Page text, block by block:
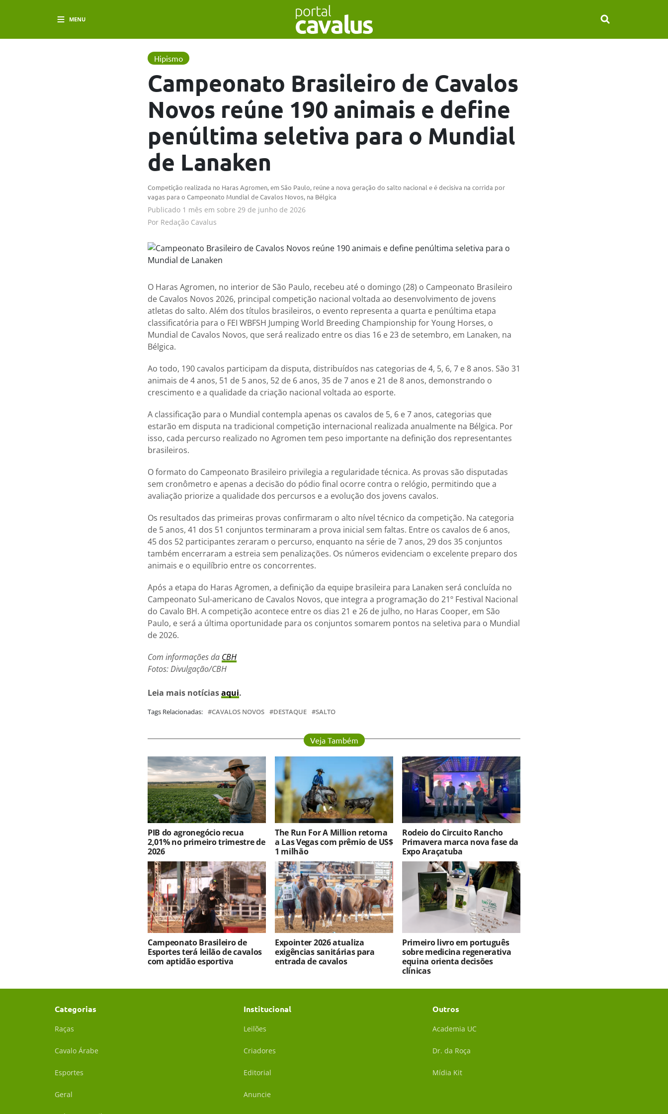
MENU
Hipismo
Campeonato Brasileiro de Cavalos
Novos reúne 190 animais e define
penúltima seletiva para o Mundial
de Lanaken
Competição realizada no Haras Agromen, em São Paulo, reúne a nova geração do salto nacional e é decisiva na corrida por
vagas para o Campeonato Mundial de Cavalos Novos, na Bélgica
Publicado 1 mês em sobre 29 de junho de 2026
Por Redação Cavalus
O Haras Agromen, no interior de São Paulo, recebeu até o domingo (28) o Campeonato Brasileiro
de Cavalos Novos 2026, principal competição nacional voltada ao desenvolvimento de jovens
atletas do salto. Além dos títulos brasileiros, o evento representa a quarta e penúltima etapa
classificatória para o FEI WBFSH Jumping World Breeding Championship for Young Horses, o
Mundial de Cavalos Novos, que será realizado entre os dias 16 e 23 de setembro, em Lanaken, na
Bélgica.
Ao todo, 190 cavalos participam da disputa, distribuídos nas categorias de 4, 5, 6, 7 e 8 anos. São 31
animais de 4 anos, 51 de 5 anos, 52 de 6 anos, 35 de 7 anos e 21 de 8 anos, demonstrando o
crescimento e a qualidade da criação nacional voltada ao esporte.
A classificação para o Mundial contempla apenas os cavalos de 5, 6 e 7 anos, categorias que
estarão em disputa na tradicional competição internacional realizada anualmente na Bélgica. Por
isso, cada percurso realizado no Agromen tem peso importante na definição dos representantes
brasileiros.
O formato do Campeonato Brasileiro privilegia a regularidade técnica. As provas são disputadas
sem cronômetro e apenas a decisão do pódio final ocorre contra o relógio, permitindo que a
avaliação priorize a qualidade dos percursos e a evolução dos jovens cavalos.
Os resultados das primeiras provas confirmaram o alto nível técnico da competição. Na categoria
de 5 anos, 41 dos 51 conjuntos terminaram a prova inicial sem faltas. Entre os cavalos de 6 anos,
45 dos 52 participantes zeraram o percurso, enquanto na série de 7 anos, 29 dos 35 conjuntos
também encerraram a estreia sem penalizações. Os números evidenciam o excelente preparo dos
animais e o equilíbrio entre os concorrentes.
Após a etapa do Haras Agromen, a definição da equipe brasileira para Lanaken será concluída no
Campeonato Sul-americano de Cavalos Novos, que integra a programação do 21º Festival Nacional
do Cavalo BH. A competição acontece entre os dias 21 e 26 de julho, no Haras Cooper, em São
Paulo, e será a última oportunidade para os conjuntos somarem pontos na seletiva para o Mundial
de 2026.
Com informações da CBH
Fotos: Divulgação/CBH
Leia mais notíciasaqui.
Tags Relacionadas: CAVALOS NOVOS DESTAQUE SALTO
Veja Também
PIB do agronegócio recua
2,01% no primeiro trimestre de
2026
The Run For A Million retorna
a Las Vegas com prêmio de US$
1 milhão
Rodeio do Circuito Rancho
Primavera marca nova fase da
Expo Araçatuba
Campeonato Brasileiro de
Esportes terá leilão de cavalos
com aptidão esportiva
Expointer 2026 atualiza
exigências sanitárias para
entrada de cavalos
Primeiro livro em português
sobre medicina regenerativa
equina orienta decisões
clínicas
Categorias
Raças
Cavalo Árabe
Esportes
Geral
Institucional
Leilões
Criadores
Editorial
Anuncie
Outros
Academia UC
Dr. da Roça
Mídia Kit